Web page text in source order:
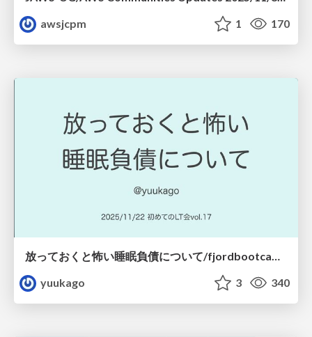
awsjcpm
1 170
放っておくと怖い睡眠負債について/fjordbootcamp-251122
yuukago
3 340